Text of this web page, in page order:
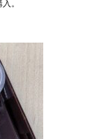
。